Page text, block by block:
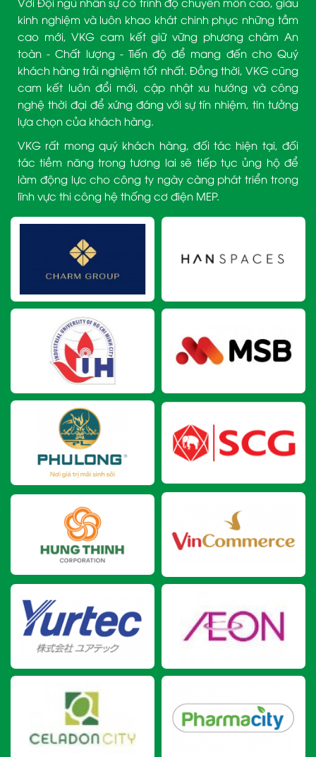
Với Đội ngũ nhân sự có trình độ chuyên môn cao, giàu
kinh nghiệm và luôn khao khát chinh phục những tầm
cao mới, VKG cam kết giữ vững phương châm An
toàn - Chất lượng - Tiến độ để mang đến cho Quý
khách hàng trải nghiệm tốt nhất. Đồng thời, VKG cũng
cam kết luôn đổi mới, cập nhật xu hướng và công
nghệ thời đại để xứng đáng với sự tín nhiệm, tin tưởng
lựa chọn của khách hàng.
VKG rất mong quý khách hàng, đối tác hiện tại, đối
tác tiềm năng trong tương lai sẽ tiếp tục ủng hộ để
làm động lực cho công ty ngày càng phát triển trong
lĩnh vực thi công hệ thống cơ điện MEP.